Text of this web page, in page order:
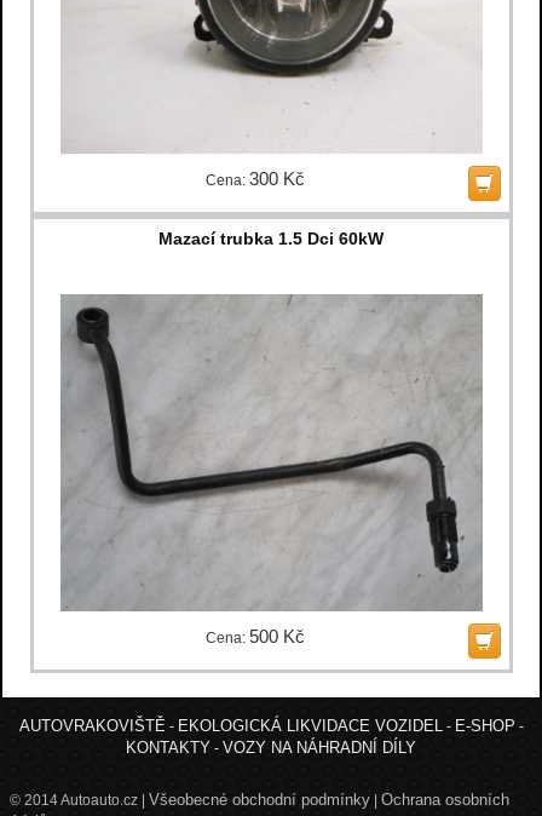
Cena: 300 Kč
Mazací trubka 1.5 Dci 60kW
Cena: 500 Kč
AUTOVRAKOVIŠTĚ- EKOLOGICKÁ LIKVIDACE VOZIDEL- E-SHOP -
KONTAKTY - VOZY NA NÁHRADNÍ DÍLY
© 2014 Autoauto.cz | Všeobecné obchodní podmínky| Ochrana osobních